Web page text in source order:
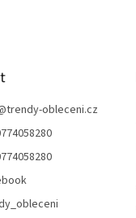
trendy-obleceni.cz